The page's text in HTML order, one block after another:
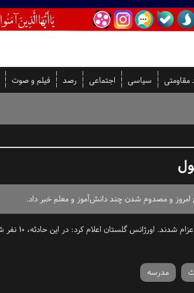
مقاومتی سیاسی اجتماعی رصد فیلم و صوت
مدرسه